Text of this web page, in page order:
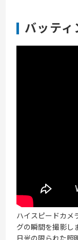
バッテ
ハイスピードカ
グの瞬間を撮影し
日光の限られた照